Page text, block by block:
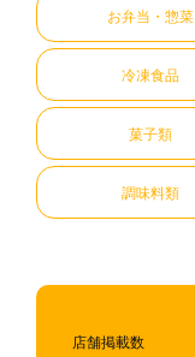
お弁当・惣菜
冷凍食品
菓子類
調味料類
店舗掲載数